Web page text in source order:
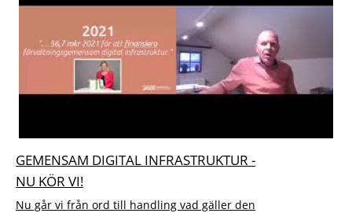
GEMENSAM DIGITAL INFRASTRUKTUR -
NU KÖR VI!
Nu går vi från ord till handling vad gäller den